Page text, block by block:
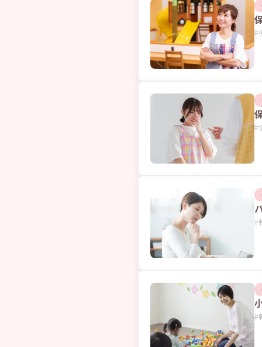
#
#
#
#